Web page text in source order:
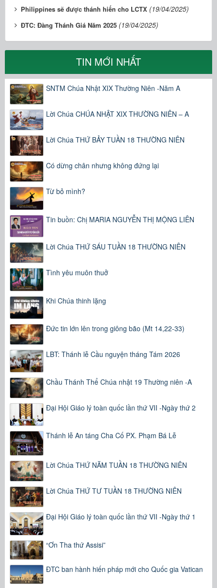
Philippines sẽ được thánh hiến cho LCTX (19/04/2025)
ĐTC: Đàng Thánh Giá Năm 2025 (19/04/2025)
TIN MỚI NHẤT
SNTM Chúa Nhật XIX Thường Niên -Năm A
Lời Chúa CHÚA NHẬT XIX THƯỜNG NIÊN – A
Lời Chúa THỨ BẢY TUẦN 18 THƯỜNG NIÊN
Có dừng chân nhưng không đứng lại
Từ bỏ mình?
Tin buồn: Chị MARIA NGUYỄN THỊ MỘNG LIÊN
Lời Chúa THỨ SÁU TUẦN 18 THƯỜNG NIÊN
Tình yêu muôn thuở
Khi Chúa thinh lặng
Đức tin lớn lên trong giông bão (Mt 14,22-33)
LBT: Thánh lễ Cầu nguyện tháng Tám 2026
Chầu Thánh Thể Chúa nhật 19 Thường niên -A
Đại Hội Giáo lý toàn quốc lần thứ VII -Ngày thứ 2
Thánh lễ An táng Cha Cố PX. Phạm Bá Lễ
Lời Chúa THỨ NĂM TUẦN 18 THƯỜNG NIÊN
Lời Chúa THỨ TƯ TUẦN 18 THƯỜNG NIÊN
Đại Hội Giáo lý toàn quốc lần thứ VII -Ngày thứ 1
“Ơn Tha thứ Assisi”
ĐTC ban hành hiến pháp mới cho Quốc gia Vatican